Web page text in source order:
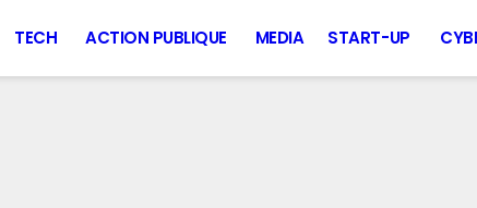
TECH ACTION PUBLIQUE MEDIA START-UP